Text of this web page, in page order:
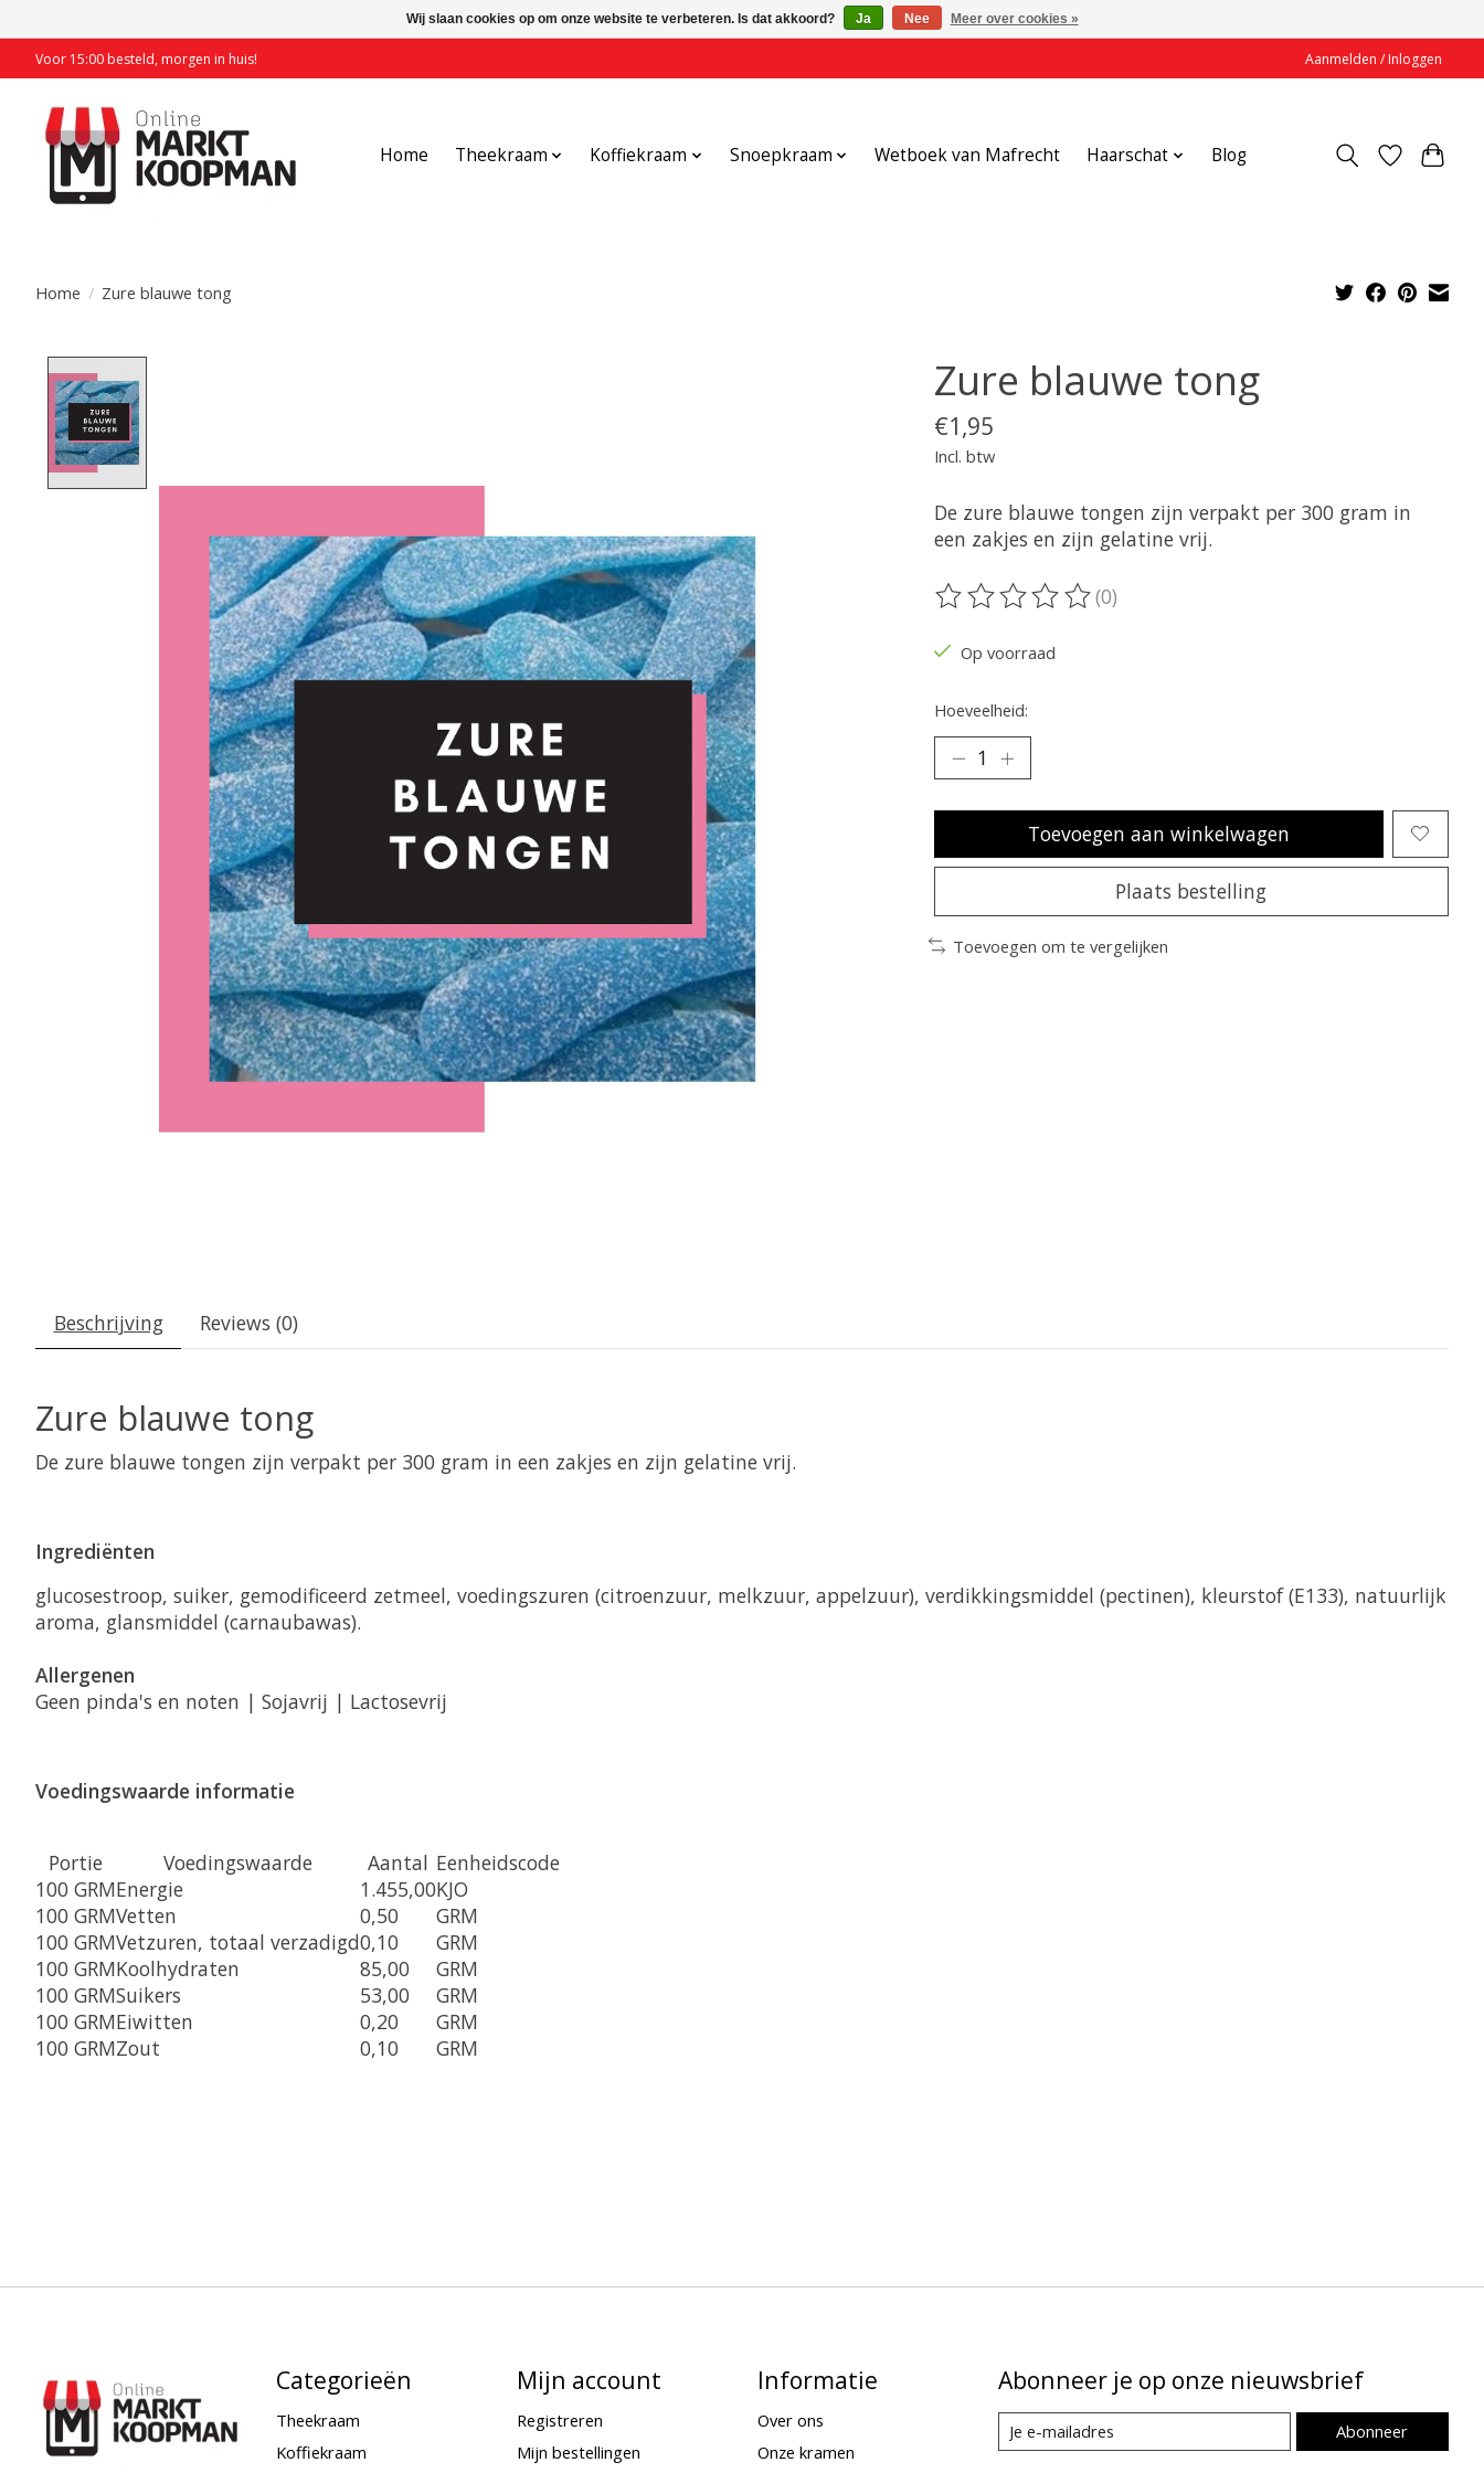
Voor 15:00 besteld, morgen in huis! Aanmelden / Inloggen
Home Theekraam Koffiekraam Snoepkraam Wetboek van Mafrecht Haarschat Blog
Home / Zure blauwe tong
Zure blauwe tong
€1,95
Incl. btw
De zure blauwe tongen zijn verpakt per 300 gram in
een zakjes en zijn gelatine vrij.
De beoordeling van dit product is
(0)
Op voorraad
Hoeveelheid:
Toevoegen aan winkelwagen
Plaats bestelling
Toevoegen om te vergelijken
Beschrijving Reviews (0)
Zure blauwe tong
De zure blauwe tongen zijn verpakt per 300 gram in een zakjes en zijn gelatine vrij.
Ingrediënten
glucosestroop, suiker, gemodificeerd zetmeel, voedingszuren (citroenzuur, melkzuur, appelzuur), verdikkingsmiddel (pectinen), kleurstof (E133), natuurlijk
aroma, glansmiddel (carnaubawas).
Allergenen
Geen pinda's en noten | Sojavrij | Lactosevrij
Voedingswaarde informatie
Portie Voedingswaarde Aantal Eenheidscode
100 GRMEnergie 1.455,00KJO
100 GRMVetten 0,50
GRM
100 GRMVetzuren, totaal verzadigd0,10
GRM
100 GRMKoolhydraten 85,00
GRM
100 GRMSuikers 53,00
GRM
100 GRMEiwitten 0,20
GRM
100 GRMZout 0,10 GRM
Categorieën
Theekraam
Koffiekraam
Mijn account
Registreren
Mijn bestellingen
Informatie
Over ons
Onze kramen
Abonneer je op onze nieuwsbrief
Abonneer
Wij slaan cookies op om onze website te verbeteren. Is dat akkoord? Ja Nee Meer over cookies »